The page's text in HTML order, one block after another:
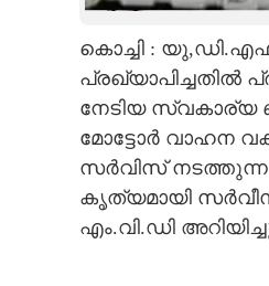
CARTOONS
LITERATURE
CONTACT US
കൊച്ചി :
പ്രഖ്യാപിച്ചതിൽ
നേടിയ സ്വകാര്യ
മോട്ടോർ വാഹന
സർവിസ് നടത്തുന്ന
കൃത്യമായി
എം.വി.ഡി